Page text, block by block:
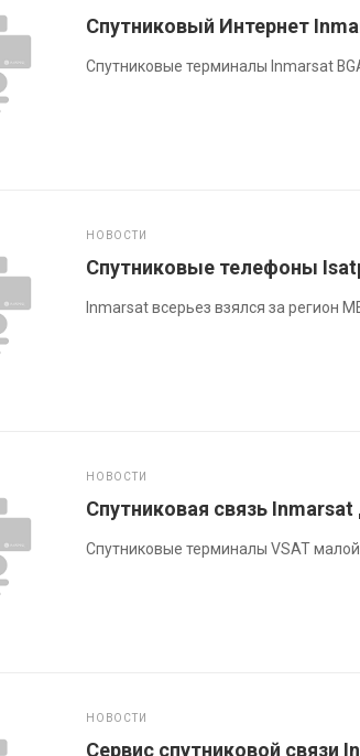
Спутниковый Интернет
Спутниковые терминалы Inmarsat
НОВОСТИ
Спутниковые телефоны
Inmarsat всерьез взялся за регион
НОВОСТИ
Спутниковая связь
Спутниковые терминалы VSAT
НОВОСТИ
Сервис спутниковой связи